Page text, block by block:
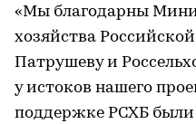
«Мы благодарны
хозяйства
Патрушеву и
у истоков нашего
поддержке РСХБ